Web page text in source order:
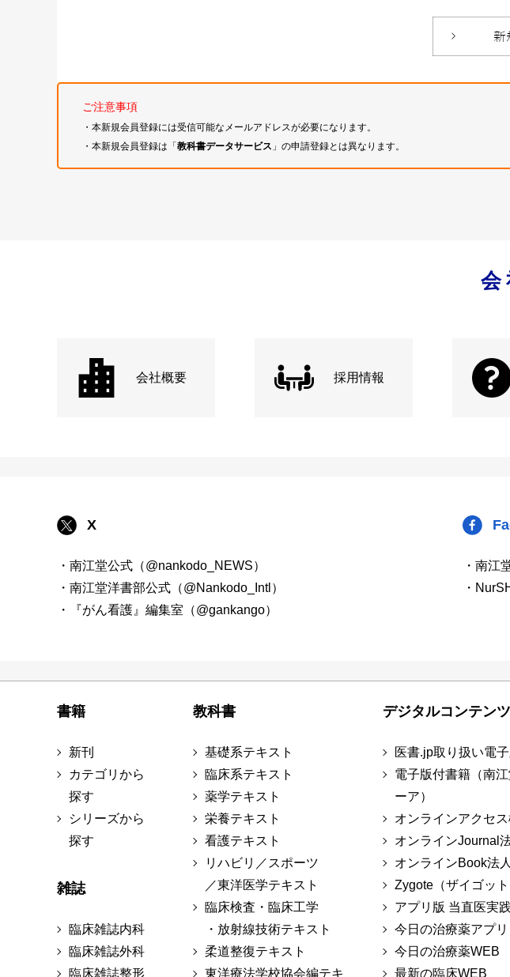
ご注意事項
・本新規会員登録には受信可能なメールアドレスが必要になります。
・本新規会員登録は「教科書データサービス 」の申請登録とは異なります。
会
会社概要 採用情報
X
・南江堂公式（@nankodo_NEWS）
・南江堂洋書部公式（@Nankodo_Intl）
・『がん看護』編集室（@gankango）
・南江
・
書籍
新刊
カテゴリから
探す
シリーズから
探す
雑誌
臨床雑誌内科
臨床雑誌外科
臨床雑誌整形
教科書
基礎系テキスト
臨床系テキスト
薬学テキスト
栄養テキスト
看護テキスト
リハビリ／スポーツ
／東洋医学テキスト
臨床検査・臨床工学
・放射線技術テキスト
柔道整復テキスト
東洋療法学校協会編テキ
デジタルコンテンツ
医書.jp取り扱い電
電子版付書籍（南
ーア）
オンラインアクセ
オンラインJournal
オンラインBook法
Zygote（ザイゴット
アプリ版 当直医実
今日の治療薬アプリ
今日の治療薬WEB
最新の臨床WEB